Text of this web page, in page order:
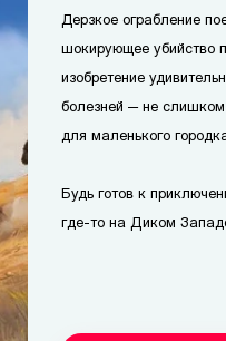
Дерзкое ограбление
шокирующее убийство
изобретение
болезней — не
для маленького
Будь готов к
где-то на Диком